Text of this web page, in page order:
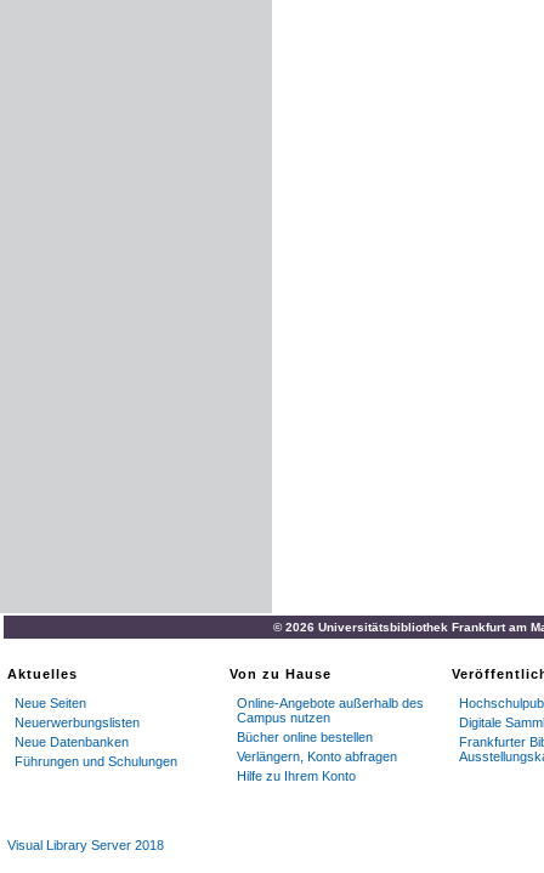
© 2026 Universitätsbibliothek Frankfurt am
Aktuelles
Neue Seiten
Neuerwerbungslisten
Neue Datenbanken
Führungen und Schulungen
Von zu Hause
Online-Angebote außerhalb des
Campus nutzen
Bücher online bestellen
Verlängern, Konto abfragen
Hilfe zu Ihrem Konto
Digitale
Frankfurter
Visual Library Server 2018